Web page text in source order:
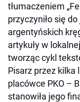
tłumaczeniem
przyczyniło się
argentyńskich
artykuły w
tworząc cykl
Pisarz przez kilka
placówce PKO –
stanowiła jego